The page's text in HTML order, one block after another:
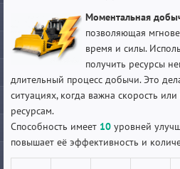
Моментальная
позволяющая
время и силы.
получить ресурсы
длительный процесс добычи. Это
ситуациях, когда важна скорость
ресурсам.
Способность имеет 10 уровней
повышает её эффективность и